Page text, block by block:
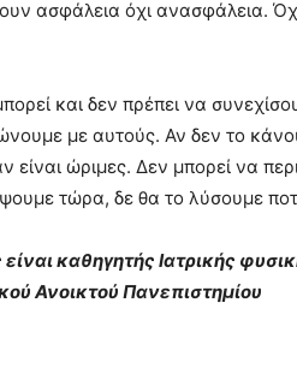
ασφάλεια όχι ανασφάλεια.
και δεν πρέπει να
με αυτούς. Αν δεν το
είναι ώριμες. Δεν μπορεί να
τώρα, δε θα το λύσουμε
καθηγητής Ιατρικής
Ανοικτού Πανεπιστημίου